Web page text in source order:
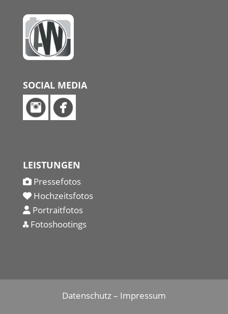
SOCIAL MEDIA
LEISTUNGEN
Pressefotos
Hochzeitsfotos
Portraitfotos
Fotoshootings
Datenschutz– Impressum